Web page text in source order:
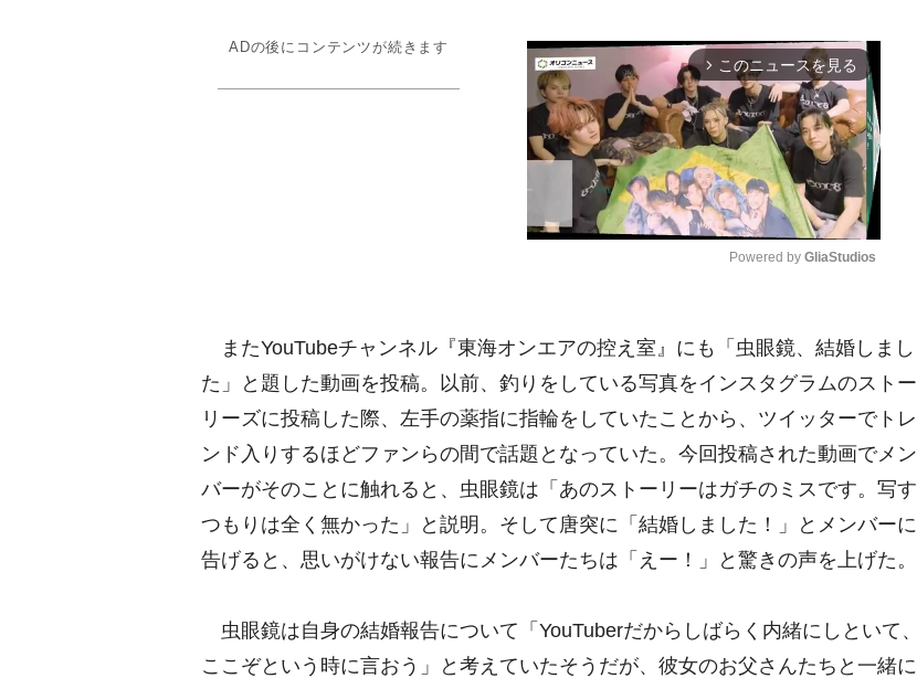
ADの後にコンテンツが続きます
arrow_forward_ios このニュースを見る
u
t
Powered by GliaStudios
またYouTubeチャンネル『東海オンエアの控え室』にも「虫眼鏡、結婚しまし
た」と題した動画を投稿。以前、釣りをしている写真をインスタグラムのストー
リーズに投稿した際、左手の薬指に指輪をしていたことから、ツイッターでトレ
ンド入りするほどファンらの間で話題となっていた。今回投稿された動画でメン
バーがそのことに触れると、虫眼鏡は「あのストーリーはガチのミスです。写す
つもりは全く無かった」と説明。そして唐突に「結婚しました！」とメンバーに
告げると、思いがけない報告にメンバーたちは「えー！」と驚きの声を上げた。
虫眼鏡は自身の結婚報告について「YouTuberだからしばらく内緒にしといて、
ここぞという時に言おう」と考えていたそうだが、彼女のお父さんたちと一緒に